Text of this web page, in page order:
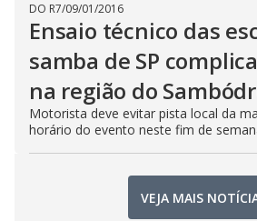
DO R7/09/01/2016
Ensaio técnico das
samba de SP
na região do
Motorista deve evitar pista local da
horário do evento neste fim de
VEJA MAIS